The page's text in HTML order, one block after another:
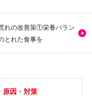
れの改善策①栄養バラン
とれた食事を
原因・対策